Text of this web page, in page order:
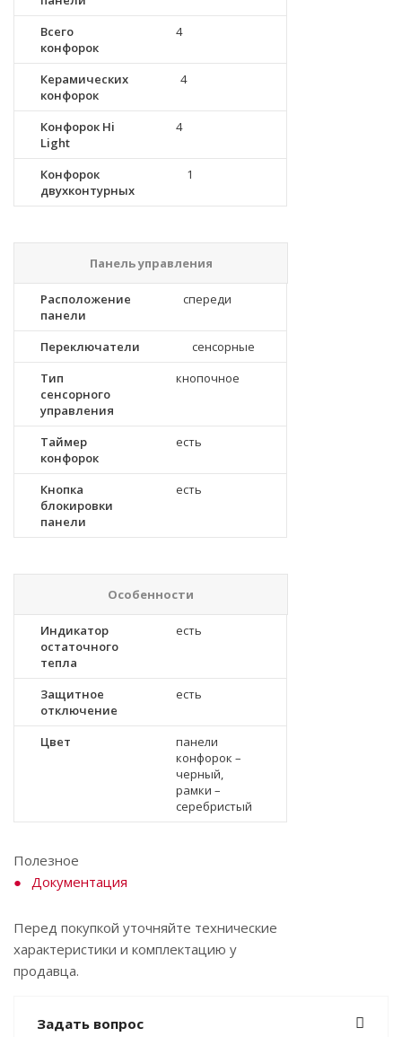
Всего
конфорок
4
Керамических
конфорок
4
Конфорок Hi
Light
4
Конфорок
двухконтурных
1
Панель управления
Расположение
панели
спереди
Переключатели
сенсорные
Тип
сенсорного
управления
кнопочное
Таймер
конфорок
есть
Кнопка
блокировки
панели
есть
Особенности
Индикатор
остаточного
тепла
есть
Защитное
отключение
есть
Цвет
панели
конфорок –
черный,
рамки –
серебристый
Полезное
Документация
Перед покупкой уточняйте технические
характеристики и комплектацию у
продавца.
Задать вопрос